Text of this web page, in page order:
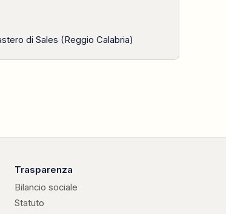
di Sales (Reggio Calabria)
Trasparenza
Bilancio sociale
Statuto